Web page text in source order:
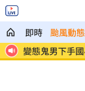
即時 颱風動態
液
白海豚未放假
鍵